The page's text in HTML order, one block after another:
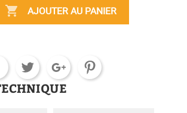
 AJOUTER AU PANIER